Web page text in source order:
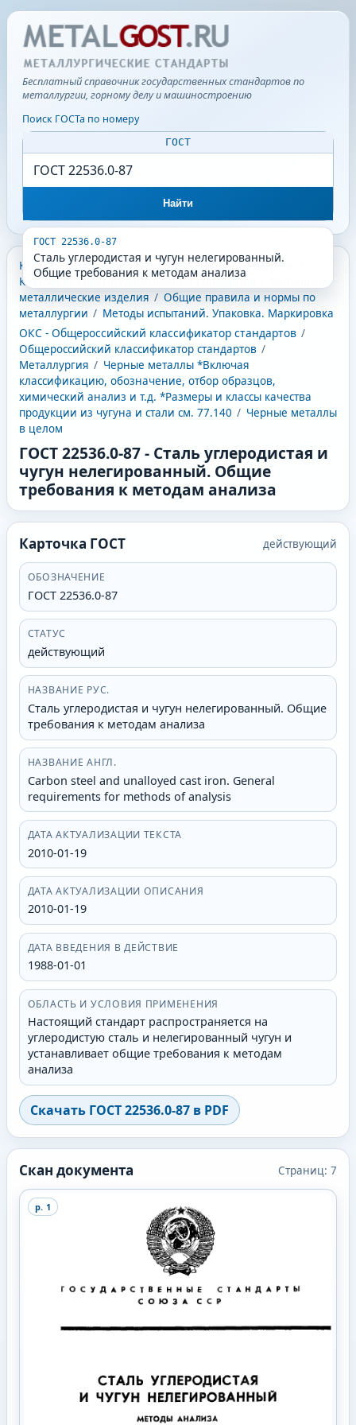
Бесплатный справочник государственных стандартов по
металлургии, горному делу и машиностроению
Поиск ГОСТа по номеру
ГОСТ
Найти
ГОСТ 22536.0-87
Сталь углеродистая и чугун нелегированный.
Общие требования к методам анализа
КГС - Классификатор государственных стандартов
Классификатор государственных стандартов
металлические изделия / Общие правила и нормы по
металлургии / Методы испытаний. Упаковка. Маркировка
ОКС - Общероссийский классификатор стандартов /
Общероссийский классификатор стандартов /
Металлургия / Черные металлы *Включая
классификацию, обозначение, отбор образцов,
химический анализ и т.д. *Размеры и классы качества
продукции из чугуна и стали см. 77.140 / Черные металлы
в целом
ГОСТ 22536.0-87- Сталь углеродистая и
чугун нелегированный. Общие
требования к методам анализа
Карточка ГОСТ действующий
ОБОЗНАЧЕНИЕ
ГОСТ 22536.0-87
СТАТУС
действующий
НАЗВАНИЕ РУС.
Сталь углеродистая и чугун нелегированный. Общие
требования к методам анализа
НАЗВАНИЕ АНГЛ.
Carbon steel and unalloyed cast iron. General
requirements for methods of analysis
ДАТА АКТУАЛИЗАЦИИ ТЕКСТА
2010-01-19
ДАТА АКТУАЛИЗАЦИИ ОПИСАНИЯ
2010-01-19
ДАТА ВВЕДЕНИЯ В ДЕЙСТВИЕ
1988-01-01
ОБЛАСТЬ И УСЛОВИЯ ПРИМЕНЕНИЯ
Настоящий стандарт распространяется на
углеродистую сталь и нелегированный чугун и
устанавливает общие требования к методам
анализа
Скачать ГОСТ 22536.0-87в PDF
Скан документа Страниц:7
p. 1